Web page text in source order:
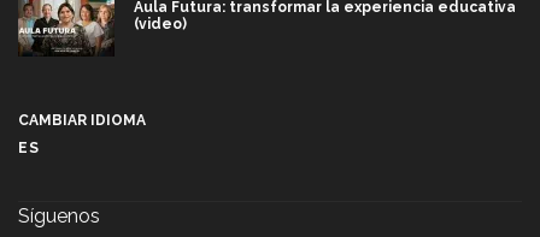
Aula Futura: transformar la experiencia educativa
(video)
CAMBIAR IDIOMA
ES
Síguenos